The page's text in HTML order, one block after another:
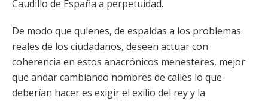
Caudillo de España a perpetuidad.
De modo que quienes, de espaldas a los problemas
reales de los ciudadanos, deseen actuar con
coherencia en estos anacrónicos menesteres, mejor
que andar cambiando nombres de calles lo que
deberían hacer es exigir el exilio del rey y la